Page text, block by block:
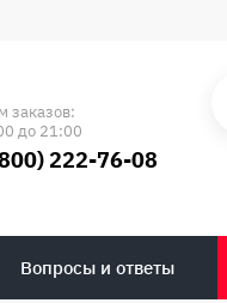
заказов:
до 21:00
222-76-08
Вопросы и ответы